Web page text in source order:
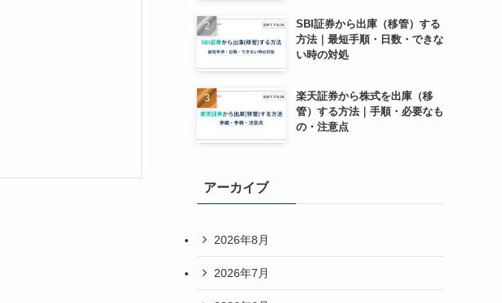
SBI証券から出庫（移管）する
方法｜最短手順・日数・できな
い時の対処
楽天証券から株式を出庫（移
管）する方法｜手順・必要なも
の・注意点
アーカイブ
2026年8月
2026年7月